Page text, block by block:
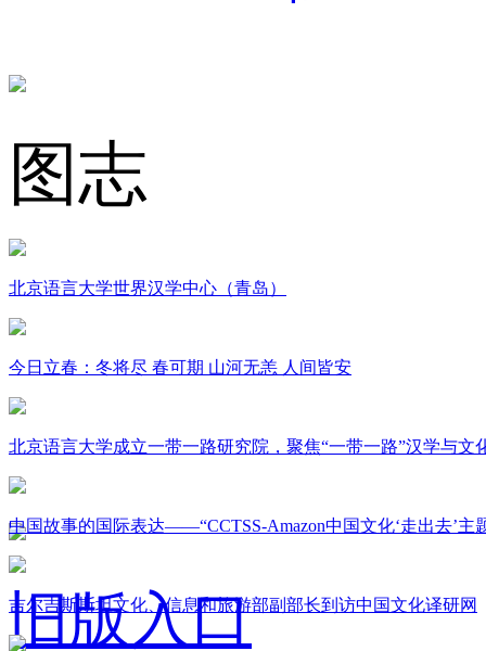
图志
北京语言大学世界汉学中心（青岛）
今日立春：冬将尽 春可期 山河无恙 人间皆安
北京语言大学成立一带一路研究院，聚焦“一带一路”汉学与文
中国故事的国际表达——“CCTSS-Amazon中国文化‘走出去’主
吉尔吉斯斯坦文化、信息和旅游部副部长到访中国文化译研网
旧版入口